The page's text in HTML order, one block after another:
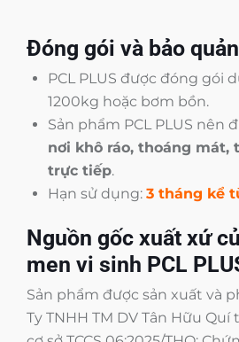
Đóng gói và bảo quản
PCL PLUS được đóng gói
1200kg hoặc bơm bồn.
Sản phẩm PCL PLUS nên
nơi khô ráo, thoáng mát,
trực tiếp.
Hạn sử dụng: 3 tháng kể
Nguồn gốc xuất xứ
men vi sinh PCL
Sản phẩm được sản xuất và
Ty TNHH TM DV Tân Hữu